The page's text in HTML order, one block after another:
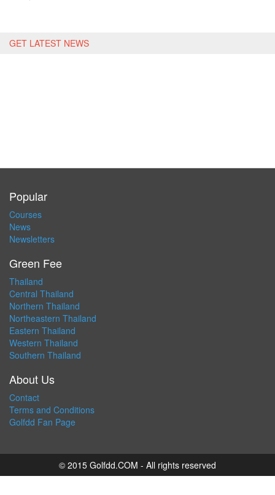
GET LATEST NEWS
Popular
Courses
News
Newsletters
Green Fee
Thailand
Central Thailand
Northern Thailand
Northeastern Thailand
Eastern Thailand
Western Thailand
Southern Thailand
About Us
Contact
Terms and Conditions
Golfdd Fan Page
© 2015 Golfdd.COM - All rights reserved